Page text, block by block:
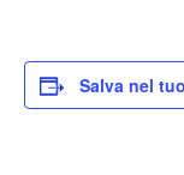
Salva nel